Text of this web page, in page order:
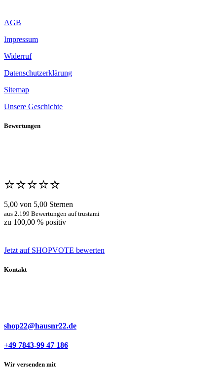
AGB
Impressum
Widerruf
Datenschutzerklärung
Sitemap
Unsere Geschichte
Bewertungen
⭐️⭐️⭐️⭐️⭐️
5,00 von 5,00 Sternen
aus 2.199 Bewertungen auf trustami
zu 100,00 % positiv
Jetzt auf SHOPVOTE bewerten
Kontakt
shop22@hausnr22.de
+49 7843-99 47 186
Wir versenden mit